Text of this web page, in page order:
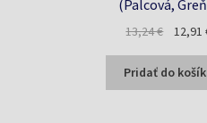
(Palcová,
13,24€
bola:
13,24 €.
12,91
Pridať do